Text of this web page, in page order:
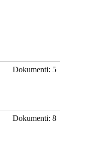
Dokumenti: 5
Dokumenti: 8